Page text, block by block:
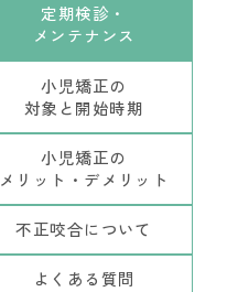
定期検診・
メンテナンス
小児矯正の
対象と開始時期
小児矯正の
メリット・デメリット
不正咬合について
よくある質問